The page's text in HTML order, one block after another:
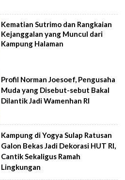
Kematian Sutrimo dan Rangkaian
Kejanggalan yang Muncul dari
Kampung Halaman
Profil Norman Joesoef, Pengusaha
Muda yang Disebut-sebut Bakal
Dilantik Jadi Wamenhan RI
Kampung di Yogya Sulap Ratusan
Galon Bekas Jadi Dekorasi HUT RI,
Cantik Sekaligus Ramah
Lingkungan